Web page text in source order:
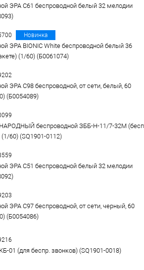
ЭРА C61 беспроводной белый 32 мелодии
Новинка
ЭРА BIONIC White беспроводной белый 36
(1/60) (Б0061074)
ЭРА C98 беспроводной, от сети, белый, 60
(Б0054089)
беспроводной ЗББ-Н-11/7-32М
(1/60) (SQ1901-0112)
ЭРА C51 беспроводной белый 32 мелодии
ЭРА С97 беспроводной, от сети, черный, 60
(Б0054086)
01 (для беспр. звонков) (SQ1901-0018)